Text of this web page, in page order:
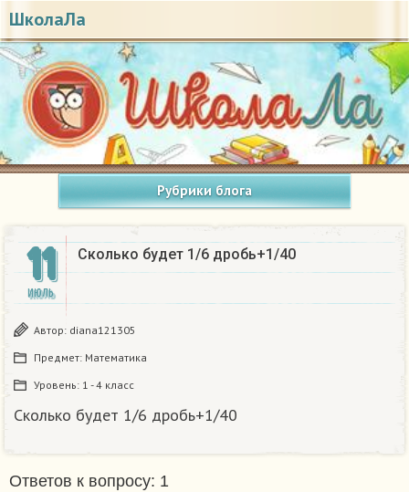
ШколаЛа
Рубрики блога
11
ИЮЛЬ
Сколько будет 1/6 дробь+1/40
Автор: diana121305
Предмет: Математика
Уровень: 1 - 4 класс
Сколько будет 1/6 дробь+1/40
Ответов к вопросу: 1